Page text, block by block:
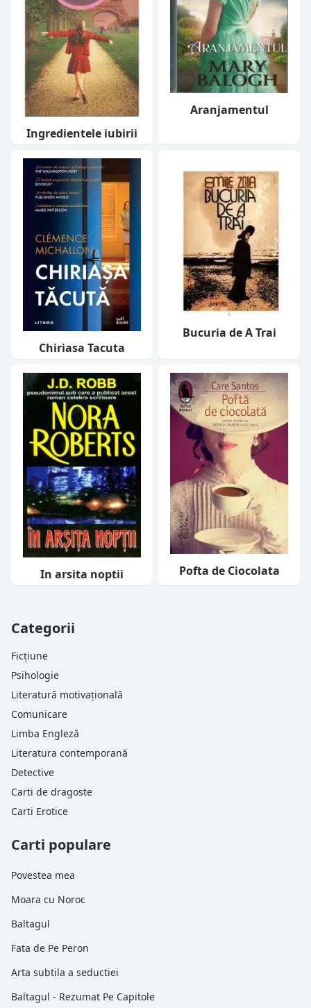
Ingredientele iubirii
Aranjamentul
Chiriasa Tacuta
Bucuria de A Trai
In arsita noptii Pofta de Ciocolata
Categorii
Ficțiune
Psihologie
Literatură motivațională
Comunicare
Limba Engleză
Literatura contemporană
Detective
Carti de dragoste
Carti Erotice
Carti populare
Povestea mea
Moara cu Noroc
Baltagul
Fata de Pe Peron
Arta subtila a seductiei
Baltagul - Rezumat Pe Capitole